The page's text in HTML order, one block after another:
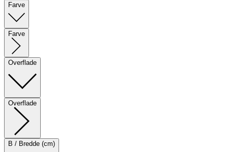
Farve
Farve
Overflade
Overflade
B / Bredde (cm)